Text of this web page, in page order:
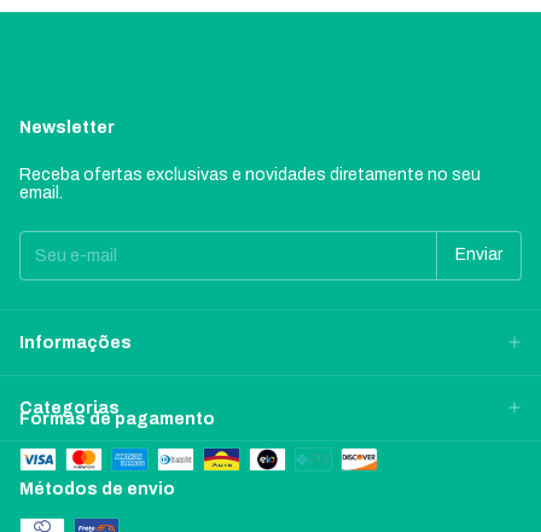
Newsletter
Receba ofertas exclusivas e novidades diretamente no seu
email.
Informações
Categorias
Formas de pagamento
Métodos de envio